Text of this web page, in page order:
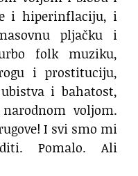
i hiperinflaciju, i
pljačku i
folk muziku,
i prostituciju,
i bahatost,
voljom.
I svi smo mi
Pomalo. Ali